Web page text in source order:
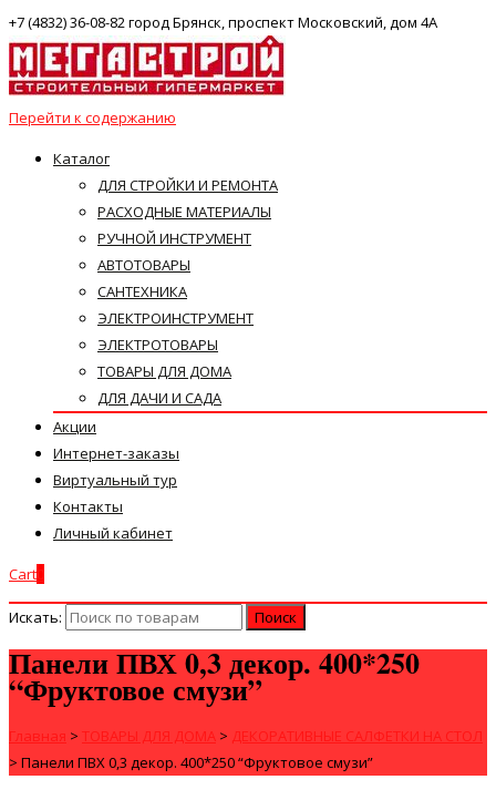
+7 (4832) 36-08-82 город Брянск, проспект Московский, дом 4А
Перейти к содержанию
Каталог
ДЛЯ СТРОЙКИ И РЕМОНТА
РАСХОДНЫЕ МАТЕРИАЛЫ
РУЧНОЙ ИНСТРУМЕНТ
АВТОТОВАРЫ
САНТЕХНИКА
ЭЛЕКТРОИНСТРУМЕНТ
ЭЛЕКТРОТОВАРЫ
ТОВАРЫ ДЛЯ ДОМА
ДЛЯ ДАЧИ И САДА
Акции
Интернет-заказы
Виртуальный тур
Контакты
Личный кабинет
Cart
Искать:
Панели ПВХ 0,3 декор. 400*250
“Фруктовое смузи”
Главная > ТОВАРЫ ДЛЯ ДОМА > ДЕКОРАТИВНЫЕ САЛФЕТКИ НА СТОЛ
> Панели ПВХ 0,3 декор. 400*250 “Фруктовое смузи”